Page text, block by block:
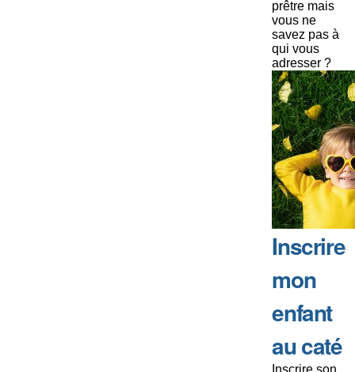
prêtre mais
vous ne
savez pas à
qui vous
adresser ?
Inscrire
mon
enfant
au caté